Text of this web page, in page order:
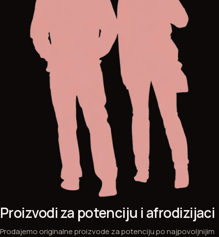
Proizvodi za potenciju i afrodizijaci
Prodajemo originalne proizvode za potenciju po najpovoljnijim